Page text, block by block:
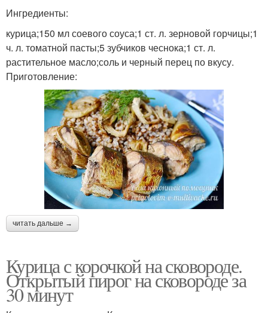
Ингредиенты:
курица;150 мл соевого соуса;1 ст. л. зерновой горчицы;1
ч. л. томатной пасты;5 зубчиков чеснока;1 ст. л.
растительное масло;соль и черный перец по вкусу.
Приготовление:
читать дальше →
Курица с корочкой на сковороде.
Открытый пирог на сковороде за
30 минут